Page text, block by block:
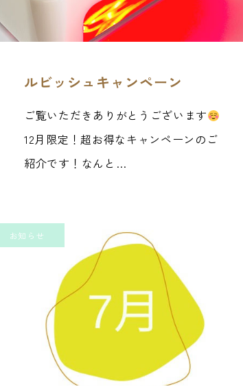
ルビッシュキャンペーン
ご覧いただきありがとうございます
12月限定！超お得なキャンペーンのご
紹介です！なんと…
お知らせ